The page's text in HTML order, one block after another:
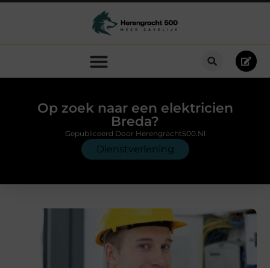
Op zoek naar een elektricien
Breda?
Dienstverlening
Gepubliceerd Door Herengracht500.nl